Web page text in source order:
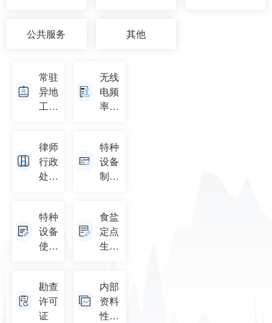
公共服务 其他
常驻
异地
工作
无线
电频
率使
律师
行政
处罚
特种
设备
制造
许可
查询
特种
设备
使用
询
食盐
定点
生产
勘查
许可
证
内部
资料
性出